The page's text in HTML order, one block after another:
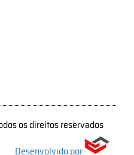
os direitos reservados
Desenvolvido por